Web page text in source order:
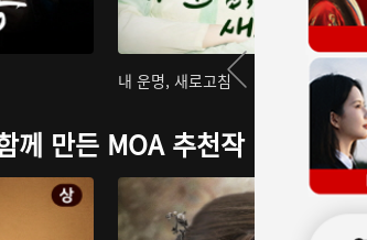
내 운명, 새로고침
께 만든 MOA 추천작